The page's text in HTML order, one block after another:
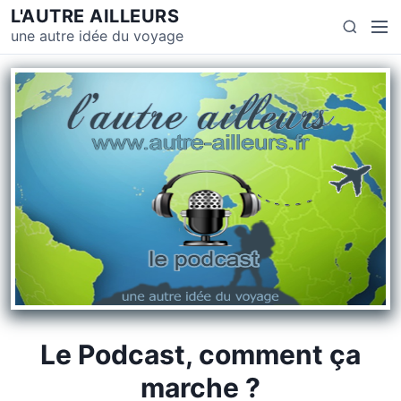
L'AUTRE AILLEURS
une autre idée du voyage
Le Podcast, comment ça
marche ?